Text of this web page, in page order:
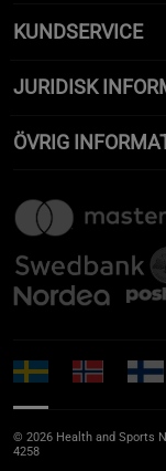
KUNDSERVICE
JURIDISK
ÖVRIG
© 2026 Health and Sports
4258